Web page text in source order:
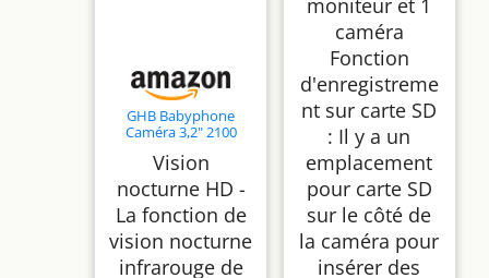
GHB Babyphone
Caméra 3,2" 2100
VOX Audio
Bidirectionnel
Vision
nocturne HD -
La fonction de
vision nocturne
infrarouge de
moniteur et 1
caméra
Fonction
d'enregistreme
nt sur carte SD
: Il y a un
emplacement
pour carte SD
sur le côté de
la caméra pour
insérer des